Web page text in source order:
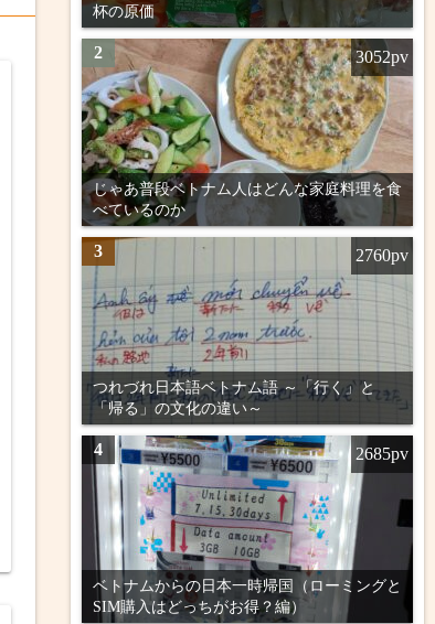
杯の原価
2
じゃあ普段ベトナム人はどんな家庭料理を食
べているのか
3052pv
3
つれづれ日本語ベトナム語 ～「行く」と
「帰る」の文化の違い～
2760pv
4
ベトナムからの日本一時帰国（ローミングと
SIM購入はどっちがお得？編）
2685pv